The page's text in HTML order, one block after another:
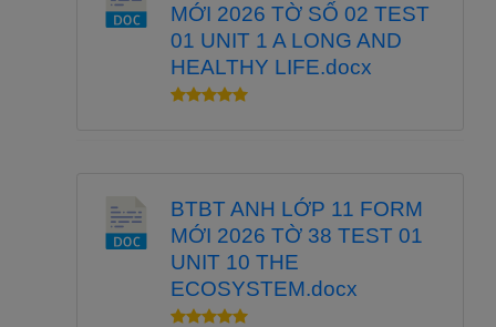
MỚI 2026 TỜ SỐ 02 TEST
01 UNIT 1 A LONG AND
HEALTHY LIFE.docx
BTBT ANH LỚP 11 FORM
MỚI 2026 TỜ 38 TEST 01
UNIT 10 THE
ECOSYSTEM.docx